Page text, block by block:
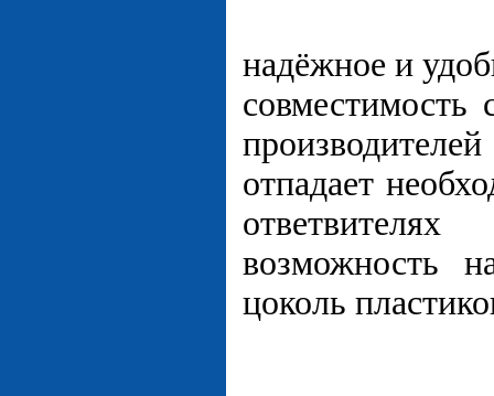
надёжное и
совместимость
производителей
отпадает
ответвителях
возможность
цоколь